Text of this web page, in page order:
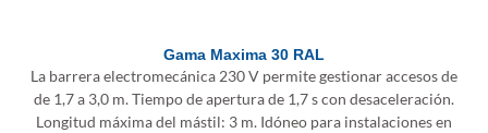
Gama Maxima 30 RAL
La barrera electromecánica 230 V permite gestionar accesos de
de 1,7 a 3,0 m. Tiempo de apertura de 1,7 s con desaceleración.
Longitud máxima del mástil: 3 m. Idóneo para instalaciones en